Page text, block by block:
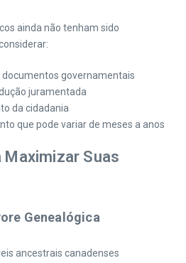
ainda não tenham sido
documentos governamentais
juramentada
da cidadania
que pode variar de meses a anos
Suas
Genealógica
ancestrais canadenses